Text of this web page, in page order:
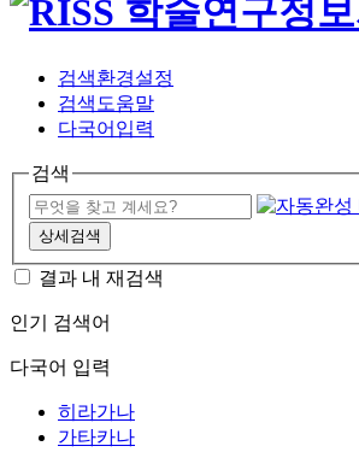
검색환경설정
검색도움말
다국어입력
검색
상세검색
결과 내 재검색
인기 검색어
다국어 입력
히라가나
가타카나